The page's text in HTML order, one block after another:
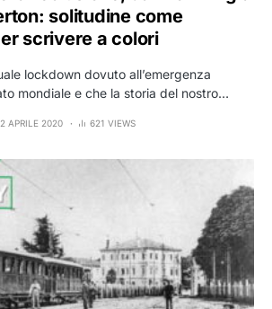
solitudine come
scrivere a colori
lockdown dovuto all’emergenza
mondiale e che la storia del nostro…
APRILE 2020 621 VIEWS